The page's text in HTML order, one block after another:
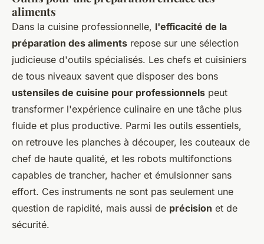
aliments
Dans la cuisine professionnelle, l'efficacité de la
préparation des aliments repose sur une sélection
judicieuse d'outils spécialisés. Les chefs et cuisiniers
de tous niveaux savent que disposer des bons
ustensiles de cuisine pour professionnels peut
transformer l'expérience culinaire en une tâche plus
fluide et plus productive. Parmi les outils essentiels,
on retrouve les planches à découper, les couteaux de
chef de haute qualité, et les robots multifonctions
capables de trancher, hacher et émulsionner sans
effort. Ces instruments ne sont pas seulement une
question de rapidité, mais aussi de précision et de
sécurité.